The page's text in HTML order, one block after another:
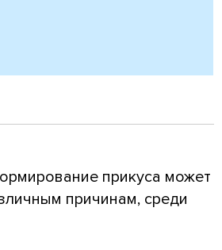
прикуса может
причинам, среди